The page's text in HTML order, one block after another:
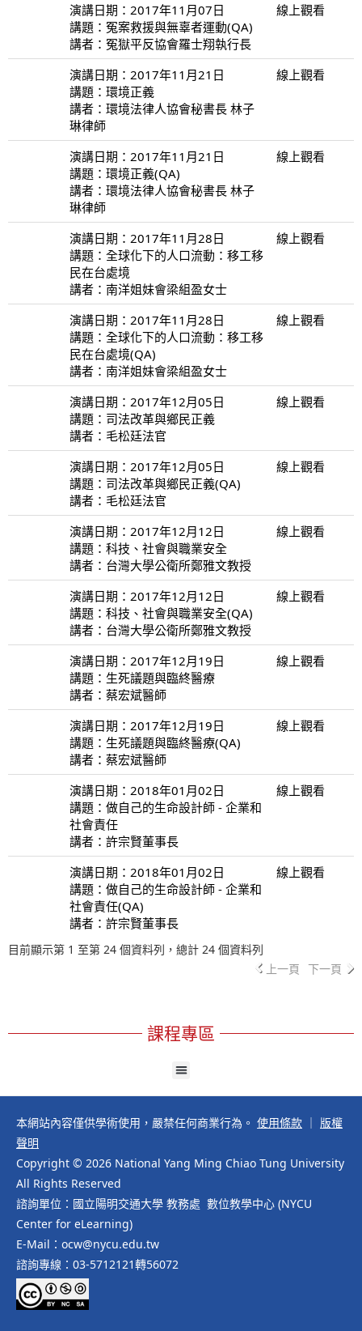
演講日期：2017年11月07日
講題：冤案救援與無辜者運動(QA)
講者：冤獄平反協會羅士翔執行長
線上觀看
演講日期：2017年11月21日
講題：環境正義
講者：環境法律人協會秘書長 林子
琳律師
線上觀看
演講日期：2017年11月21日
講題：環境正義(QA)
講者：環境法律人協會秘書長 林子
琳律師
線上觀看
演講日期：2017年11月28日
講題：全球化下的人口流動：移工移
民在台處境
講者：南洋姐妹會梁組盈女士
線上觀看
演講日期：2017年11月28日
講題：全球化下的人口流動：移工移
民在台處境(QA)
講者：南洋姐妹會梁組盈女士
線上觀看
演講日期：2017年12月05日
講題：司法改革與鄉民正義
講者：毛松廷法官
線上觀看
演講日期：2017年12月05日
講題：司法改革與鄉民正義(QA)
講者：毛松廷法官
線上觀看
演講日期：2017年12月12日
講題：科技、社會與職業安全
講者：台灣大學公衛所鄭雅文教授
線上觀看
演講日期：2017年12月12日
講題：科技、社會與職業安全(QA)
講者：台灣大學公衛所鄭雅文教授
線上觀看
演講日期：2017年12月19日
講題：生死議題與臨終醫療
講者：蔡宏斌醫師
線上觀看
演講日期：2017年12月19日
講題：生死議題與臨終醫療(QA)
講者：蔡宏斌醫師
線上觀看
演講日期：2018年01月02日
講題：做自己的生命設計師 - 企業和
社會責任
講者：許宗賢董事長
線上觀看
演講日期：2018年01月02日
講題：做自己的生命設計師 - 企業和
社會責任(QA)
講者：許宗賢董事長
線上觀看
目前顯示第 1 至第 24 個資料列，總計 24 個資料列
上一頁 下一頁
課程專區
本網站內容僅供學術使用，嚴禁任何商業行為。 使用條款
版權
聲明
Copyright © 2026 National Yang Ming Chiao Tung University
All Rights Reserved
諮詢單位：國立陽明交通大學 教務處 數位教學中心 (NYCU
Center for eLearning)
E-Mail：ocw@nycu.edu.tw
諮詢專線：03-5712121轉56072